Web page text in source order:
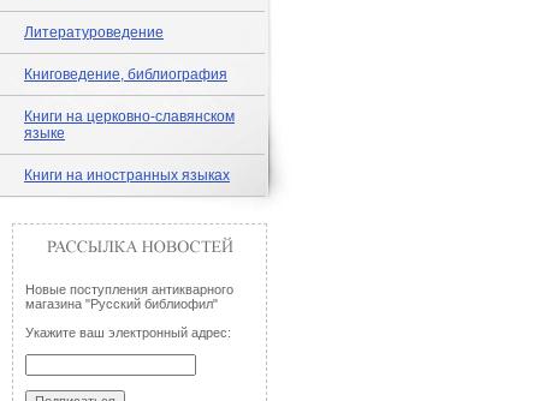
Литературоведение
Книговедение, библиография
Книги на церковно-славянском
языке
Книги на иностранных языках
Новые поступления антикварного
магазина "Русский библиофил"
Укажите ваш электронный адрес: